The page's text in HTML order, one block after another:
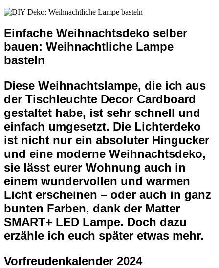
Einfache Weihnachtsdeko selber
bauen: Weihnachtliche Lampe
basteln
Diese Weihnachtslampe, die ich aus
der Tischleuchte Decor Cardboard
gestaltet habe, ist sehr schnell und
einfach umgesetzt. Die Lichterdeko
ist nicht nur ein absoluter Hingucker
und eine moderne Weihnachtsdeko,
sie lässt eurer Wohnung auch in
einem wundervollen und warmen
Licht erscheinen – oder auch in ganz
bunten Farben, dank der Matter
SMART+ LED Lampe. Doch dazu
erzähle ich euch später etwas mehr.
Vorfreudenkalender 2024